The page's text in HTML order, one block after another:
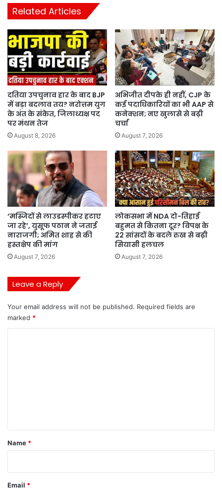
Related Articles
दतिया उपचुनाव हार के बाद BJP
में बड़ा बदलाव तय? नरोत्तम युग
के अंत के संकेत, जिलाध्यक्ष पद
पर मंथन तेज
August 8, 2026
अभिजीत दीपके ही नहीं, CJP के
कई पदाधिकारियों का भी AAP से
कनेक्शन; नए खुलासे से बढ़ी
चर्चा
August 7, 2026
‘मस्जिदों से लाउडस्पीकर हटाए
जा रहे’, युसूफ पठान ने जताई
नाराजगी; अमित शाह से की
हस्तक्षेप की मांग
August 7, 2026
लोकसभा में NDA दो-तिहाई
बहुमत से कितना दूर? विपक्ष के
22 सांसदों के बदले रुख से बढ़ी
सियासी हलचल
August 7, 2026
Leave a Reply
Your email address will not be published. Required fields are
marked *
*
Name *
Email *